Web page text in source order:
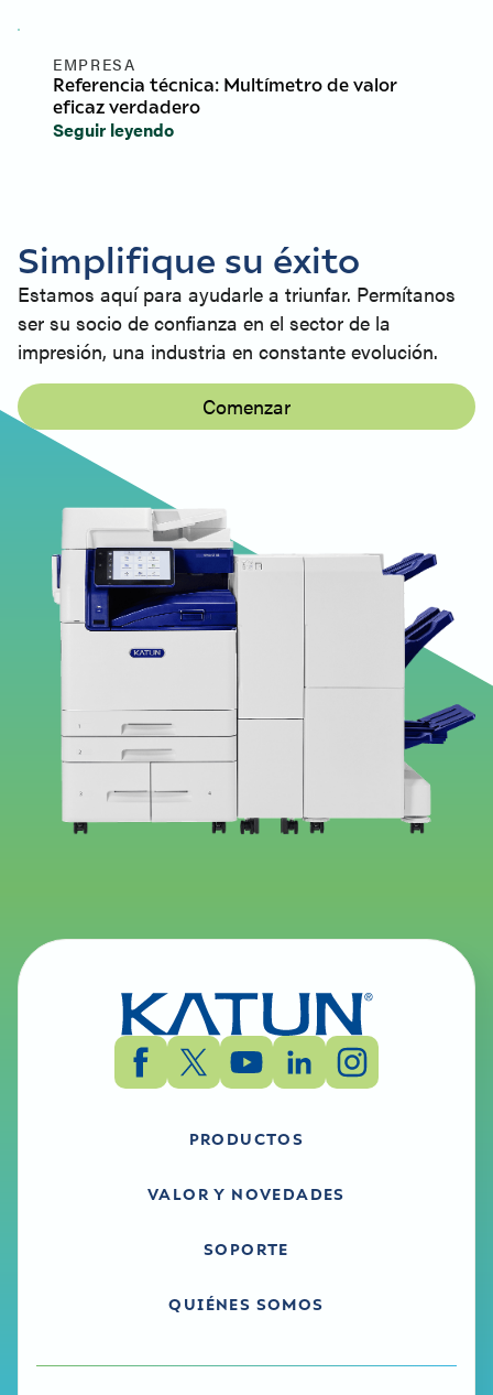
EMPRESA
Referencia técnica: Multímetro de valor
eficaz verdadero
Seguir leyendo
Simplifique su éxito
Estamos aquí para ayudarle a triunfar. Permítanos
ser su socio de confianza en el sector de la
impresión, una industria en constante evolución.
Comenzar
PRODUCTOS
VALOR Y NOVEDADES
SOPORTE
QUIÉNES SOMOS